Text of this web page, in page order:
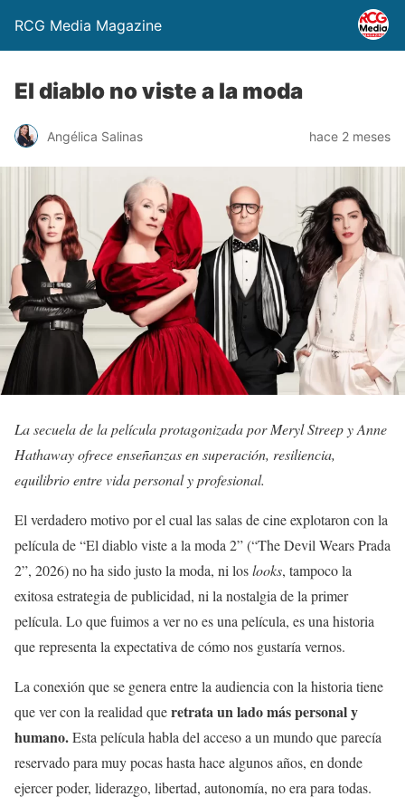
RCG Media Magazine
El diablo no viste a la moda
Angélica Salinas hace 2 meses
La secuela de la película protagonizada por Meryl Streep y Anne
Hathaway ofrece enseñanzas en superación, resiliencia,
equilibrio entre vida personal y profesional.
El verdadero motivo por el cual las salas de cine explotaron con la
película de “El diablo viste a la moda 2” (“The Devil Wears Prada
2”, 2026) no ha sido justo la moda, ni loslooks, tampoco la
exitosa estrategia de publicidad, ni la nostalgia de la primer
película. Lo que fuimos a ver no es una película, es una historia
que representa la expectativa de cómo nos gustaría vernos.
La conexión que se genera entre la audiencia con la historia tiene
que ver con la realidad queretrata un lado más personal y
humano.Esta película habla del acceso a un mundo que parecía
reservado para muy pocas hasta hace algunos años, en donde
ejercer poder, liderazgo, libertad, autonomía, no era para todas.